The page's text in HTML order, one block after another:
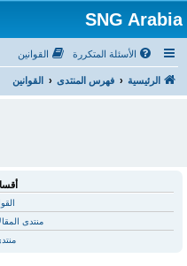
SNG Arabia
الأسئلة المتكررة القوانين
الرئيسية فهرس المنتدى القوانين
منتدى